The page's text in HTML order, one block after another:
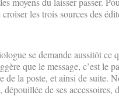
les trois sources des
se demande aussitôt ce
que le message, c’est le
de la poste, et ainsi de suite.
de ses accessoires,